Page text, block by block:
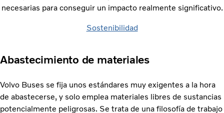
necesarias para conseguir un impacto realmente significativo.
Sostenibilidad
Abastecimiento de materiales
Volvo Buses se fija unos estándares muy exigentes a la hora
de abastecerse, y solo emplea materiales libres de sustancias
potencialmente peligrosas. Se trata de una filosofía de trabajo